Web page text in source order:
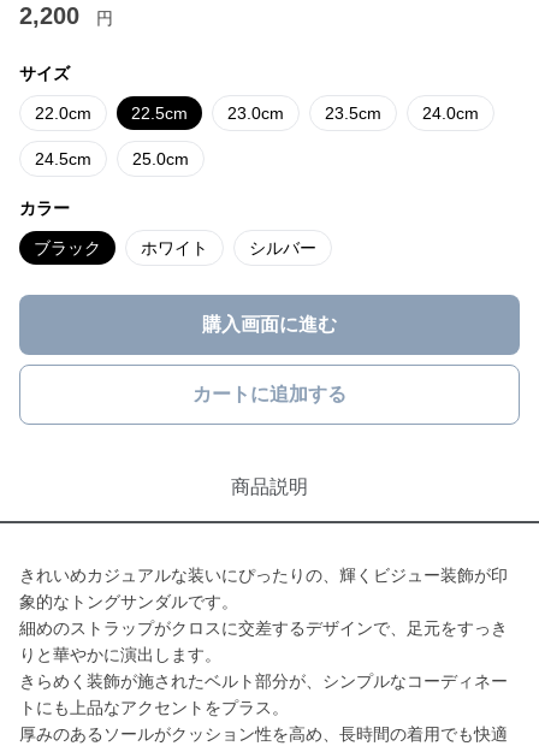
2,200 円
サイズ
22.0cm 22.5cm 23.0cm 23.5cm 24.0cm
24.5cm 25.0cm
カラー
ブラック ホワイト シルバー
購入画面に進む
カートに追加する
商品説明
きれいめカジュアルな装いにぴったりの、輝くビジュー装飾が印
象的なトングサンダルです。
細めのストラップがクロスに交差するデザインで、足元をすっき
りと華やかに演出します。
きらめく装飾が施されたベルト部分が、シンプルなコーディネー
トにも上品なアクセントをプラス。
厚みのあるソールがクッション性を高め、長時間の着用でも快適